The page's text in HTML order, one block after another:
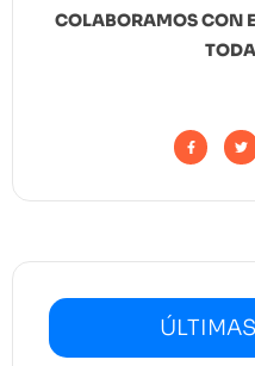
COLABORAMOS CON